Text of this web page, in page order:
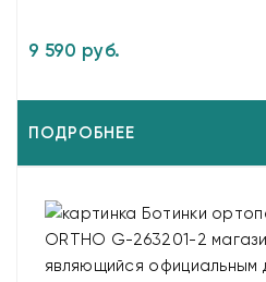
9 590 руб.
ПОДРОБНЕЕ